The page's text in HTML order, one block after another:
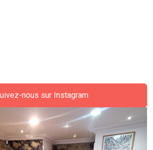
nous sur Instagram